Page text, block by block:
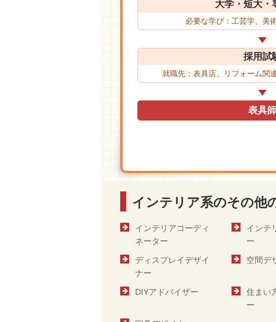
大学・短大・
必要な学び：工芸学、美
採用試
就職先：表具店、リフォーム関
表具師
インテリア系のその他
インテリアコーディ
ネーター
インテ
ー
ディスプレイデザイ
ナー
空間デ
DIYアドバイザー
住まい
ー